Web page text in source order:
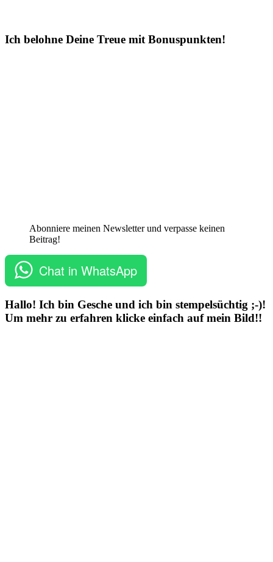
Ich belohne Deine Treue mit Bonuspunkten!
Abonniere meinen Newsletter und verpasse keinen
Beitrag!
Chat in WhatsApp
Hallo! Ich bin Gesche und ich bin stempelsüchtig ;-)!
Um mehr zu erfahren klicke einfach auf mein Bild!!